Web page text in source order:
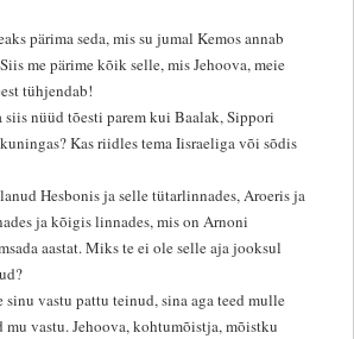
pärima seda, mis su jumal Kemos annab
me pärime kõik selle, mis Jehoova, meie
tühjendab!
siis nüüd tõesti parem kui Baalak, Sippori
Kas riidles tema Iisraeliga või sõdis
Hesbonis ja selle tütarlinnades, Aroeris ja
ja kõigis linnades, mis on Arnoni
aastat. Miks te ei ole selle aja jooksul
vastu pattu teinud, sina aga teed mulle
mu vastu. Jehoova, kohtumõistja, mõistku